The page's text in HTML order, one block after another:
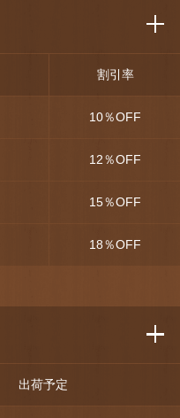
割引率
10％OFF
12％OFF
15％OFF
18％OFF
出荷予定